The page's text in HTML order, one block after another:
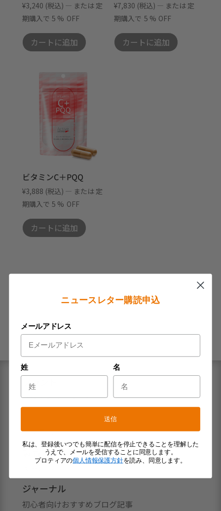
¥3,240 (税込) — または 定
期購入で 5 % OFF
カートに追加
¥7,830 (税込) — または 定
期購入で 5 % OFF
カートに追加
ビタミンC＋PQQ
¥3,888 (税込) — または 定
期購入で 5 % OFF
カートに追加
< 製品一覧
ブランド
アクティブサプリとは
システム
ジャーナル
初心者向けおすすめブログ記事
ニュースレター購読申込
メールアドレス
姓 名
送信
私は、登録後いつでも簡単に配信を停止できることを理解した
うえで、メールを受信することに同意します。
プロティアの個人情報保護方針を読み、同意します。